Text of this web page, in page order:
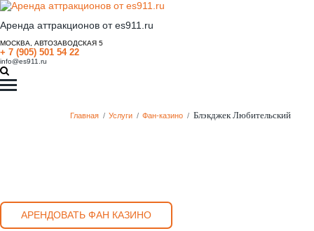
Аренда аттракционов от es911.ru
МОСКВА, АВТОЗАВОДСКАЯ 5
+ 7 (905) 501 54 22
info@es911.ru
Главная / Услуги / Фан-казино / Блэкджек Любительский
АРЕНДОВАТЬ ФАН КАЗИНО